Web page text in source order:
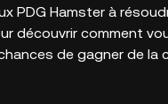
PDG Hamster à
découvrir comment
de gagner de la